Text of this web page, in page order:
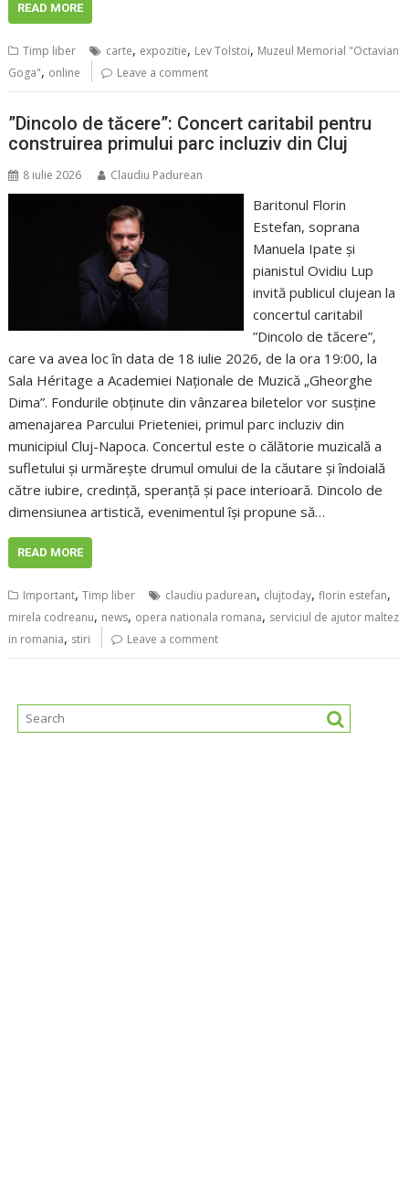
READ MORE
Timp liber carte, expozitie, Lev Tolstoi, Muzeul Memorial "Octavian
Goga", online Leave a comment
”Dincolo de tăcere”: Concert caritabil pentru
construirea primului parc incluziv din Cluj
8 iulie 2026 Claudiu Padurean
Baritonul Florin
Estefan, soprana
Manuela Ipate și
pianistul Ovidiu Lup
invită publicul clujean la
concertul caritabil
”Dincolo de tăcere”,
care va avea loc în data de 18 iulie 2026, de la ora 19:00, la
Sala Héritage a Academiei Naționale de Muzică „Gheorghe
Dima”. Fondurile obținute din vânzarea biletelor vor susține
amenajarea Parcului Prieteniei, primul parc incluziv din
municipiul Cluj-Napoca. Concertul este o călătorie muzicală a
sufletului și urmărește drumul omului de la căutare și îndoială
către iubire, credință, speranță și pace interioară. Dincolo de
dimensiunea artistică, evenimentul își propune să…
READ MORE
Important,Timp liber claudiu padurean, clujtoday,florin estefan,
mirela codreanu, news, opera nationala romana, serviciul de ajutor maltez
in romania, stiri Leave a comment